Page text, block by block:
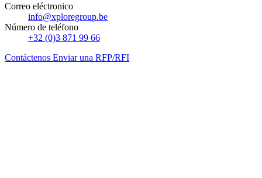
Correo eléctronico
info@xploregroup.be
Número de teléfono
+32 (0)3 871 99 66
Contáctenos Enviar una RFP/RFI